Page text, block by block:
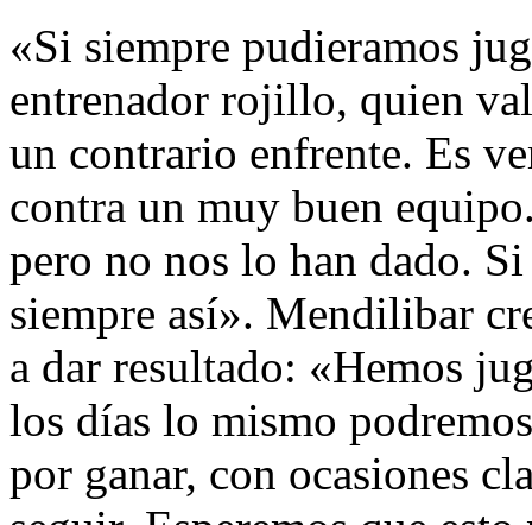
«Si siempre pudieramos
entrenador rojillo, quien
un contrario enfrente. Es
contra un muy buen
pero no nos lo han dado.
siempre así». Mendilibar
a dar resultado: «Hemos
los días lo mismo
por ganar, con ocasiones